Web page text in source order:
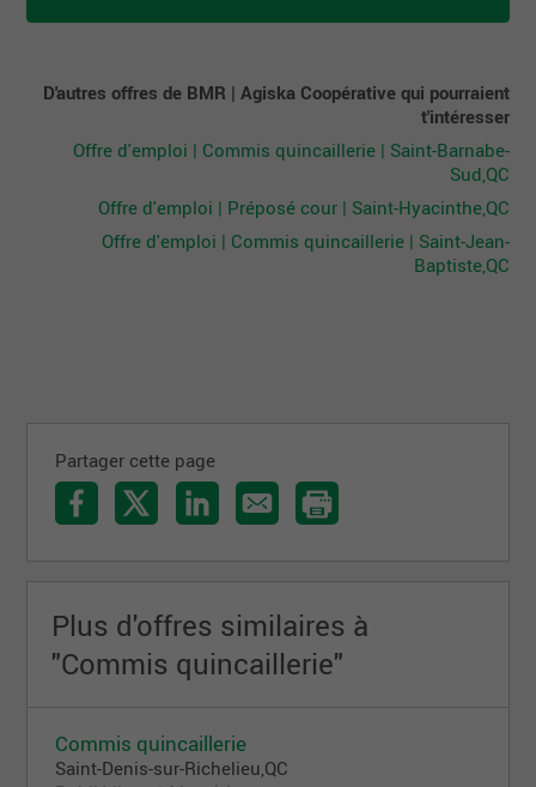
D'autres offres de BMR | Agiska Coopérative qui pourraient
t'intéresser
Offre d'emploi | Commis quincaillerie | Saint-Barnabe-
Sud,QC
Offre d'emploi | Préposé cour | Saint-Hyacinthe,QC
Offre d'emploi | Commis quincaillerie | Saint-Jean-
Baptiste,QC
Partager cette page
Plus d'offres similaires à
"Commis quincaillerie"
Commis quincaillerie
Saint-Denis-sur-Richelieu,QC